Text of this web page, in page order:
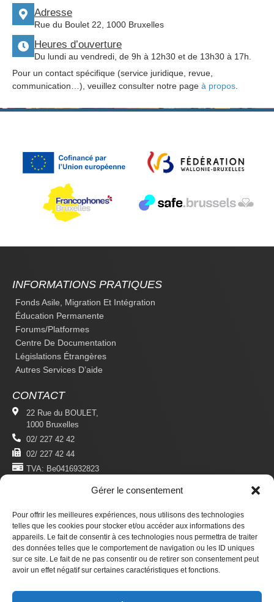
Gérer le consentement
Pour offrir les meilleures expériences, nous utilisons des technologies
telles que les cookies pour stocker et/ou accéder aux informations des
appareils. Le fait de consentir à ces technologies nous permettra de traiter
des données telles que le comportement de navigation ou les ID uniques
sur ce site. Le fait de ne pas consentir ou de retirer son consentement peut
avoir un effet négatif sur certaines caractéristiques et fonctions.
Adresse
Rue du Boulet 22, 1000 Bruxelles
Heures d’ouverture
Du lundi au vendredi, de 9h à 12h30 et de 13h30 à 17h.
Pour un contact spécifique (service juridique, revue,
communication…), veuillez consulter notre page à propos.
INFORMATIONS PRATIQUES
Fonds Asile, Migration Et Intégration
Éducation Permanente
Forums/platformes
Centre De Documentation
Législations Étrangères
Autres Services D’aide
CONTACT
22 Rue du BOULET,
1000 Bruxelles
02/ 227 42 42
02/ 227 42 44
TVA: Be0416932823
MENTIONS LÉGALES
Politique De Confidentialité
Conditions D'utilisation
S'ABONNER
Newsletter